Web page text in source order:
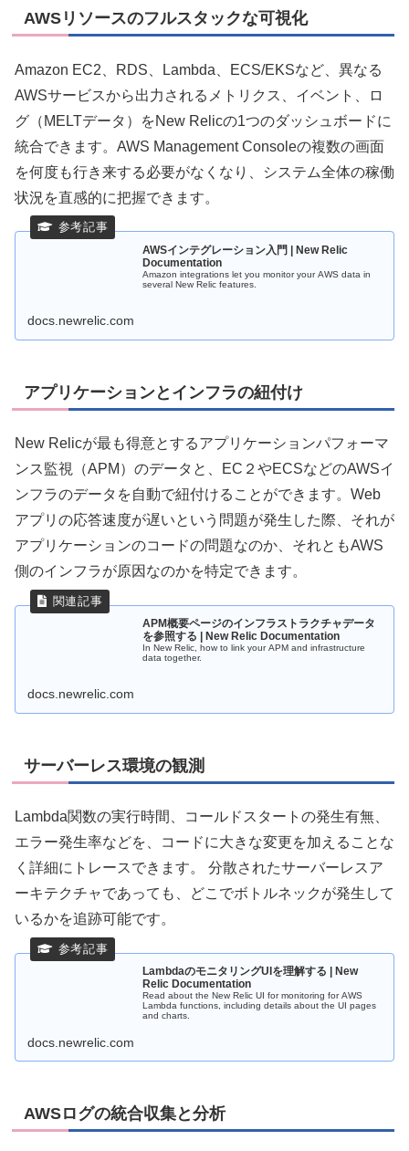
AWSリソースのフルスタックな可視化
Amazon EC2、RDS、Lambda、ECS/EKSなど、異なる
AWSサービスから出力されるメトリクス、イベント、ロ
グ（MELTデータ）をNew Relicの1つのダッシュボードに
統合できます。AWS Management Consoleの複数の画面
を何度も行き来する必要がなくなり、システム全体の稼働
状況を直感的に把握できます。
AWSインテグレーション入門 | New Relic
Documentation
Amazon integrations let you monitor your AWS data in
several New Relic features.
docs.newrelic.com
アプリケーションとインフラの紐付け
New Relicが最も得意とするアプリケーションパフォーマ
ンス監視（APM）のデータと、EC２やECSなどのAWSイ
ンフラのデータを自動で紐付けることができます。Web
アプリの応答速度が遅いという問題が発生した際、それが
アプリケーションのコードの問題なのか、それともAWS
側のインフラが原因なのかを特定できます。
APM概要ページのインフラストラクチャデータ
を参照する | New Relic Documentation
In New Relic, how to link your APM and infrastructure
data together.
docs.newrelic.com
サーバーレス環境の観測
Lambda関数の実行時間、コールドスタートの発生有無、
エラー発生率などを、コードに大きな変更を加えることな
く詳細にトレースできます。 分散されたサーバーレスア
ーキテクチャであっても、どこでボトルネックが発生して
いるかを追跡可能です。
LambdaのモニタリングUIを理解する | New
Relic Documentation
Read about the New Relic UI for monitoring for AWS
Lambda functions, including details about the UI pages
and charts.
docs.newrelic.com
AWSログの統合収集と分析